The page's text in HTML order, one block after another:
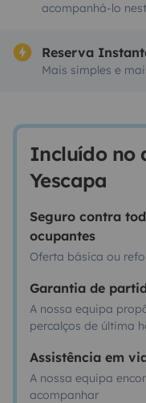
acompanhá-lo
Reserva
Mais simples e
Incluído no
Yescapa
Seguro contra
ocupantes
Oferta básica ou
Garantia de
A nossa equipa
percalços de última
Assistência em
A nossa equipa
acompanhar